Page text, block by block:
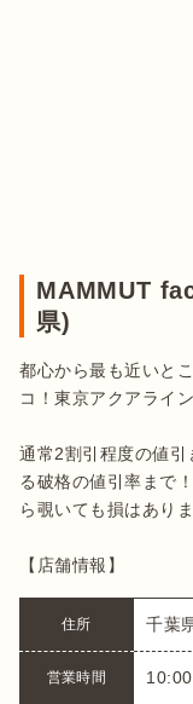
MAMMUT
県)
都心から最も近いと
コ！東京アクアライ
通常2割引程度の値引
る破格の値引率まで
ら覗いても損はありま
【店舗情報】
住所 千葉
営業時間